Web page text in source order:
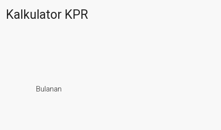
Kalkulator KPR
Bulanan